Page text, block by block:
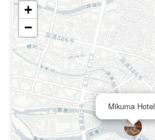
Mikuma Hotel
+
−